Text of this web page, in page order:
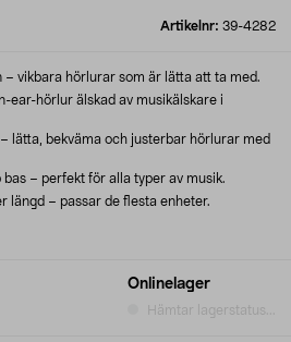
Artikelnr: 39-4282
Onlinelager
Hämtar lagerstatus...
– vikbara hörlurar som är lätta att ta med.
ear-hörlur älskad av musikälskare i
lätta, bekväma och justerbar hörlurar med
bas – perfekt för alla typer av musik.
längd – passar de flesta enheter.